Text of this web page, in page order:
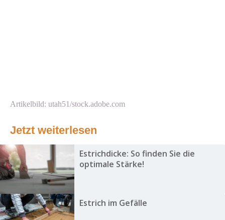
Artikelbild: utah51/stock.adobe.com
Jetzt weiterlesen
Estrichdicke: So finden Sie die
optimale Stärke!
Estrich im Gefälle